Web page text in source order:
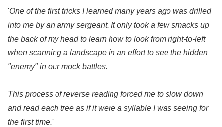
'One of the first tricks I learned many years ago was drilled
into me by an army sergeant. It only took a few smacks up
the back of my head to learn how to look from right-to-left
when scanning a landscape in an effort to see the hidden
"enemy" in our mock battles.
This process of reverse reading forced me to slow down
and read each tree as if it were a syllable I was seeing for
the first time.'